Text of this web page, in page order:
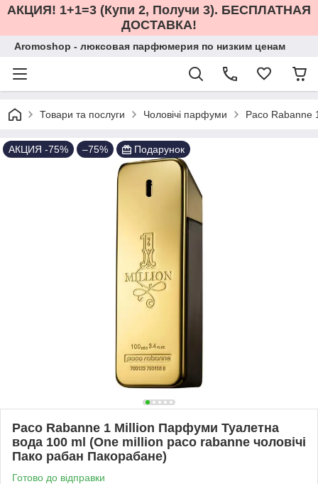
АКЦИЯ! 1+1=3 (Купи 2, Получи 3). БЕСПЛАТНАЯ
ДОСТАВКА!
Aromoshop - люксовая парфюмерия по низким ценам
Товари та послуги Чоловічі парфуми Paco Rabanne
АКЦИЯ -75% –75% Подарунок
Paco Rabanne 1 Million Парфуми Туалетна
вода 100 ml (One million paco rabanne чоловічі
Пако рабан Пакорабане)
Готово до відправки